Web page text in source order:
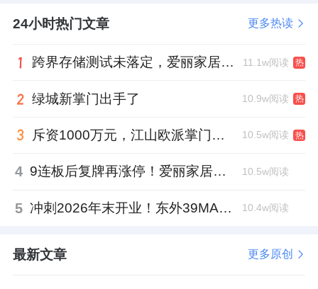
启空间技术有限公司持有的部分限售股份，数
量为2.88亿股，占公司股份总数的13.41%；此
日。
来源：东方财富网
24小时热门文章 更多热读
跨界存储测试未落定，爱丽家居复牌前自揭多重风险 11.1w阅读 热
绿城新掌门出手了 10.9w阅读 热
斥资1000万元，江山欧派掌门人吴水根加码创投基金 10.5w阅读 热
4 9连板后复牌再涨停！爱丽家居市盈率318倍，跨界收购案尚未落地 10.5w阅读
5 冲刺2026年末开业！东外39MALL全球招商启幕，重构东直门商圈格局 10.4w阅读
最新文章 更多原创